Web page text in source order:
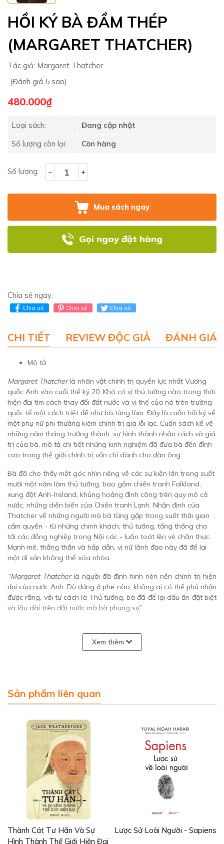
HỒI KÝ BÀ ĐẦM THÉP
(MARGARET THATCHER)
Tác giả: Margaret Thatcher
(Đánh giá 5 sao)
480.000₫
Loại sách:
Đang cập nhật
Số lượng còn lại:
Còn hàng
Số lượng: – +
Mua sách ngay
Gọi ngay đặt hàng
Chia sẻ ngay:
Chia sẻ Chia sẻ Chia sẻ
CHI TIẾT REVIEW ĐỘC GIẢ ĐÁNH GIÁ
Mô tả
Margaret Thatcherlà nhân vật chính trị quyền lực nhất Vương
quốc Anh vào cuối thế kỷ 20. Khó có vị thủ tướng nào trong thời
hiện đại tìm cách thay đổi đất nước và vị thế của nó trên trường
quốc tế một cách triệt để như bà từng làm. Đây là cuốn hồi ký về
một phụ nữ phi thường kiêm chính trị gia lỗi lạc. Cuốn sách kể về
những năm tháng trưởng thành, sự hình thành nhân cách và giá
trị của bà, mô tả chi tiết những kinh nghiệm đã đưa bà đến đỉnh
cao trong thế giới chính trị vốn chỉ dành cho đàn ông.
Bà đã cho thấy một góc nhìn riêng về các sự kiện lớn trong suốt
mười một năm làm thủ tướng, bao gồm chiến tranh Falkland,
xung đột Anh-Ireland, khủng hoảng đình công trên quy mô cả
nước, những diễn biến của Chiến tranh Lạnh. Nhận định của
Thatcher về những người mà bà từng gặp trong suốt thời gian
cầm quyền - từ những chính khách, thủ tướng, tổng thống cho
tới các đồng nghiệp trong Nội các - luôn toát lên vẻ chân thực.
Mạnh mẽ, thẳng thắn và hấp dẫn, vị nữ lãnh đạo này đã để lại
một di sản không thể xóa nhòa.
“Margaret Thatcherlà người đã định hình nên nền chính trị hiện
đại của nước Anh. Dù đứng ở phe nào, không ai có thể phủ nhận
được rằng, với tư cách là Thủ tướng, bà đã để lại dấu ấn đặt biệt
và lâu dài trên đất nước mà bà phụng sự”.
“Là con gái của một người bán hàng và là nữ Thủ tướng đầu
“Bà là nhà lãnh đạo truyền cảm hứng, người luôn giữ nguyên
một hình mẫu đẹp đẽ về sức mạnh và cá tính, và là một đồng
minh tuyệt vời, người thúc đẩy mối quan hệ đặc biệt giữa nước
Mỹ và nước Anh”
nguyên Tổng thống Mỹ
Alpha Books trân trọng giới thiệu!
Xem thêm
Sản phẩm liên quan
Thành Cát Tư Hãn Và Sự
Hình Thành Thế Giới Hiện Đại
Lược Sử Loài Người - Sapiens